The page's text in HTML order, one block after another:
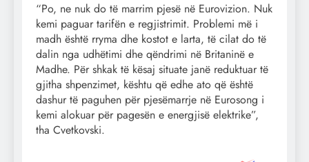
“Po, ne nuk do të marrim pjesë në Eurovizion. Nuk
kemi paguar tarifën e regjistrimit. Problemi më i
madh është rryma dhe kostot e larta, të cilat do të
dalin nga udhëtimi dhe qëndrimi në Britaninë e
Madhe. Për shkak të kësaj situate janë reduktuar të
gjitha shpenzimet, kështu që edhe ato që është
dashur të paguhen për pjesëmarrje në Eurosong i
kemi alokuar për pagesën e energjisë elektrike”,
tha Cvetkovski.